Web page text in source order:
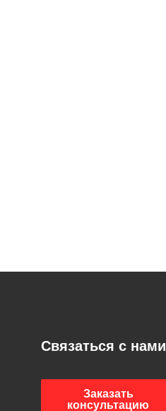
Связаться с нами
Заказать
консультацию